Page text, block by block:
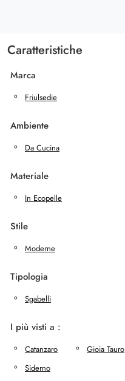
Caratteristiche
Marca
Friulsedie
Ambiente
Da Cucina
Materiale
In Ecopelle
Stile
Moderne
Tipologia
Sgabelli
I più visti a :
Catanzaro Gioia Tauro
Siderno